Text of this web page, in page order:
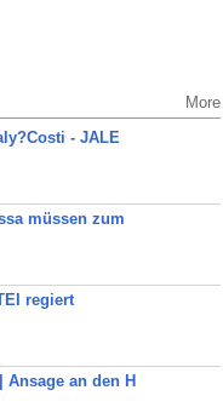
More
- JALE
müssen zum
regiert
Ansage an den H